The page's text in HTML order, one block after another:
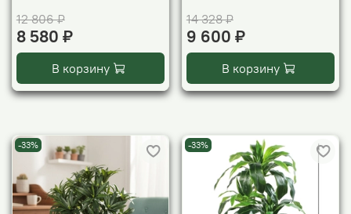
12 806 ₽
8 580 ₽
В корзину
14 328 ₽
9 600 ₽
В корзину
-33% -33%